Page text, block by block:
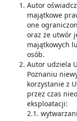
Autor
majątkowe
one
oraz że utwór
majątkowych
osób.
Autor udziela
Poznaniu
korzystanie z
przez czas
eksploatacji:
2.1.